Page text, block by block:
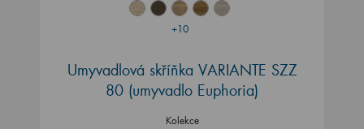
+10
Umyvadlová skříňka VARIANTE SZZ
80 (umyvadlo Euphoria)
Kolekce